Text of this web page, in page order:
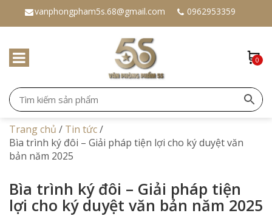
vanphongpham5s.68@gmail.com 0962953359
0
Trang chủ / Tin tức/
Bìa trình ký đôi – Giải pháp tiện lợi cho ký duyệt văn
bản năm 2025
Bìa trình ký đôi – Giải pháp tiện
lợi cho ký duyệt văn bản năm 2025